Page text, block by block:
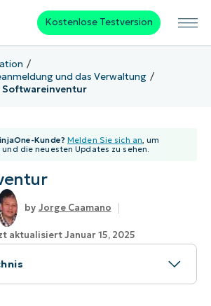
Kostenlose Testversion
und das Verwaltung
Softwareinventur
Kunde? Melden Sie sich an, um
die neuesten Updates zu sehen.
Jorge Caamano
aktualisiert Januar 15, 2025
Bestandsbericht erstellt